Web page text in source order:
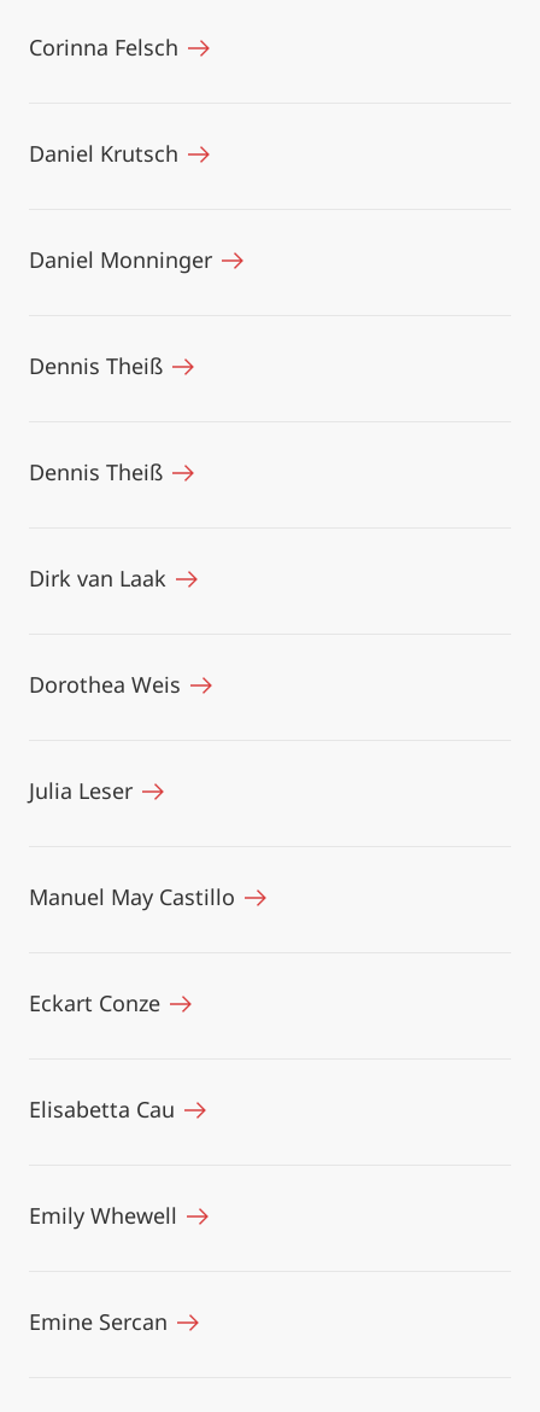
Corinna Felsch
Daniel Krutsch
Daniel Monninger
Dennis Theiß
Dennis Theiß
Dirk van Laak
Dorothea Weis
Julia Leser
Manuel May Castillo
Eckart Conze
Elisabetta Cau
Emily Whewell
Emine Sercan